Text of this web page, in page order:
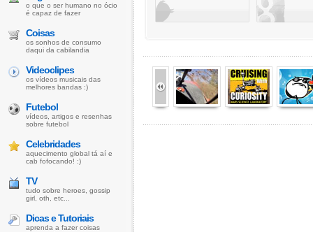
o que o ser humano no ócio
é capaz de fazer
Coisas
os sonhos de consumo
daqui da cabilandia
Videoclipes
os vídeos musicais das
melhores bandas :)
Futebol
vídeos, artigos e resenhas
sobre futebol
Celebridades
aquecimento global tá aí e
cab fofocando! :)
TV
tudo sobre heroes, gossip
girl, oth, etc...
Dicas e Tutoriais
aprenda a fazer coisas